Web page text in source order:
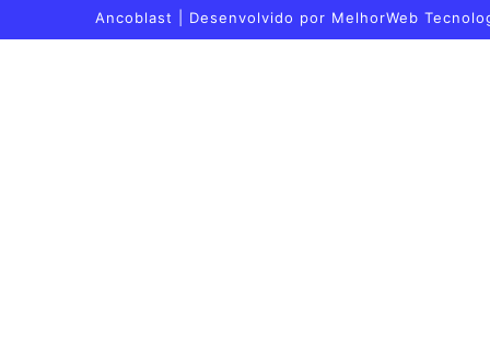
Ancoblast | Desenvolvido por MelhorWeb